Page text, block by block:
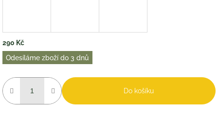
290 Kč
Měrná
cena:
Odesíláme zboží do 3 dnů
Do košíku